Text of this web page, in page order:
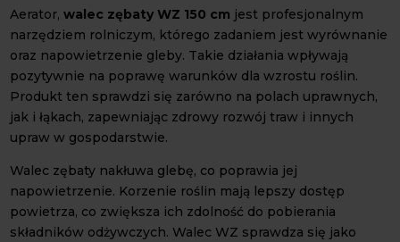
Aerator,walec zębaty WZ 150 cm jest profesjonalnym
narzędziem rolniczym, którego zadaniem jest wyrównanie
oraz napowietrzenie gleby. Takie działania wpływają
pozytywnie na poprawę warunków dla wzrostu roślin.
Produkt ten sprawdzi się zarówno na polach uprawnych,
jak i łąkach, zapewniając zdrowy rozwój traw i innych
upraw w gospodarstwie.
Walec zębaty nakłuwa glebę, co poprawia jej
napowietrzenie. Korzenie roślin mają lepszy dostęp
powietrza, co zwiększa ich zdolność do pobierania
składników odżywczych. Walec WZ sprawdza się jako